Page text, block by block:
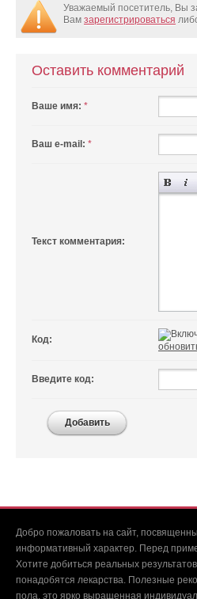
Уважаемый посетитель, Вы
Вам зарегистрироваться
Оставить комментарий
Ваше имя: *
Ваш e-mail: *
Текст комментария:
Код:
Введите код:
Добавить
Добро пожаловать на сайт,
информативный характер. Перед
Хотите добиться реальных
понадобятся лекарства. Полезные
пола, это ярко выращенная